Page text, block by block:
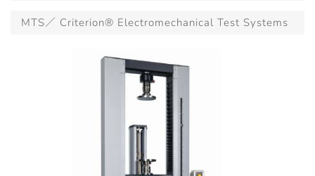
MTS／ Criterion® Electromechanical Test Systems